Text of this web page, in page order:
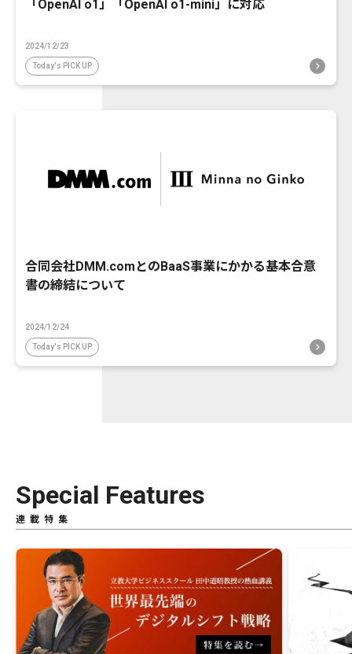
「OpenAI o1」「OpenAI o1-mini」に対応
2024/12/23
Today's PICK UP
合同会社DMM.comとのBaaS事業にかかる基本合意
書の締結について
2024/12/24
Today's PICK UP
Special Features
連載特集